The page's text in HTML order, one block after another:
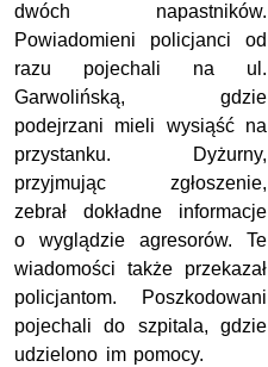
dwóch napastników.
Powiadomieni policjanci od
razu pojechali na ul.
Garwolińską, gdzie
podejrzani mieli wysiąść na
przystanku. Dyżurny,
przyjmując zgłoszenie,
zebrał dokładne informacje
o wyglądzie agresorów. Te
wiadomości także przekazał
policjantom. Poszkodowani
pojechali do szpitala, gdzie
udzielono im pomocy.